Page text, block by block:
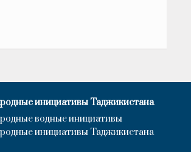
инициативы Таджикистана
водные инициативы
инициативы Таджикистана